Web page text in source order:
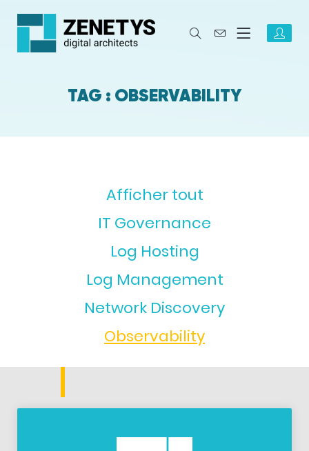
TAG : OBSERVABILITY
Afficher tout
IT Governance
Log Hosting
Log Management
Network Discovery
Observability